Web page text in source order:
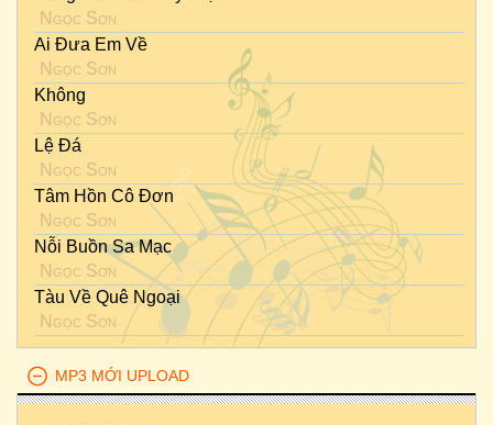
Ngọc Sơn
Ai Đưa Em Về
Ngọc Sơn
Không
Ngọc Sơn
Lệ Đá
Ngọc Sơn
Tâm Hồn Cô Đơn
Ngọc Sơn
Nỗi Buồn Sa Mạc
Ngọc Sơn
Tàu Về Quê Ngoại
Ngọc Sơn
MP3 MỚI UPLOAD